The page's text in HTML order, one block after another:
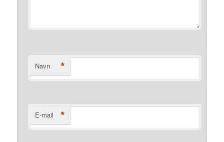
Navn *
E-mail *